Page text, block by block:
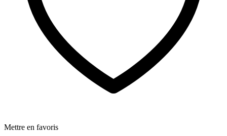
Mettre en favoris